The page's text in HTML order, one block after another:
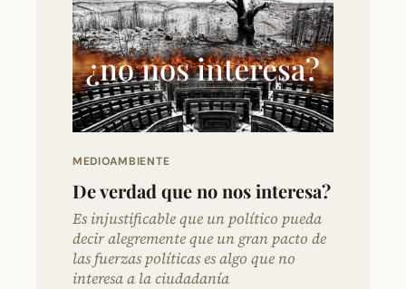
MEDIOAMBIENTE
De verdad que no nos interesa?
Es injustificable que un político pueda
decir alegremente que un gran pacto de
las fuerzas políticas es algo que no
interesa a la ciudadanía